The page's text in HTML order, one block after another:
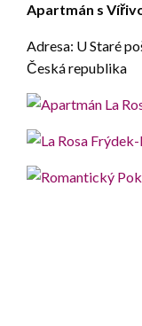
Apartmán s
Adresa: U Staré
Česká republika